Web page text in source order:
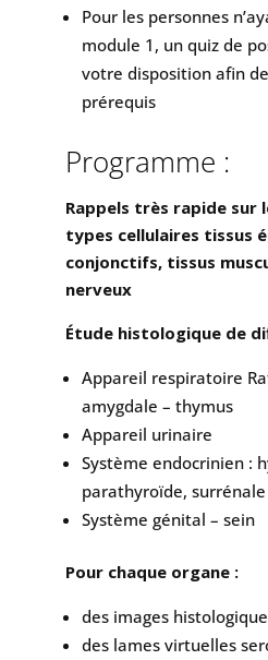
Pour les personnes
module 1, un quiz de
votre disposition afin
prérequis
Programme :
Rappels très rapide sur
types cellulaires tissus
conjonctifs, tissus
nerveux
Étude histologique de
Appareil respiratoire
amygdale – thymus
Appareil urinaire
Système endocrinien :
parathyroïde, surrénale
Système génital – sein
Pour chaque organe :
des images
des lames virtuelles